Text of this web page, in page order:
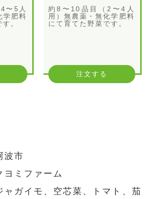
〜5人
学肥料
。
約8〜10品目（2〜4人
用）無農薬・無化学肥料
にて育てた野菜です。
注文する
波市
ヨミファーム
ャガイモ、空芯菜、トマト、茄